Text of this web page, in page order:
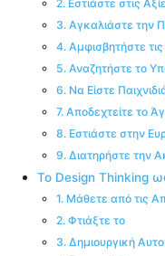
2. Εστιάστε στις
3. Αγκαλιάστε την
4. Αμφισβητήστε
5. Αναζητήστε το
6. Να Είστε
7. Αποδεχτείτε το
8. Εστιάστε στην
9. Διατηρήστε την
Το Design Thinking
1. Μάθετε από τις
2. Φτιάξτε το
3. Δημιουργική